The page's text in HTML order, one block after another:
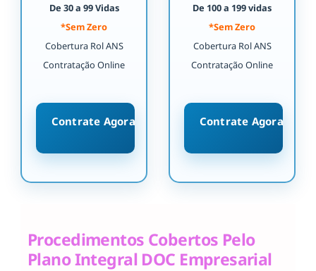
De 30 a 99 Vidas
*Sem Zero
Cobertura Rol ANS
Contratação Online
Contrate Agora
De 100 a 199 vidas
*Sem Zero
Cobertura Rol ANS
Contratação Online
Contrate Agora
Procedimentos Cobertos Pelo
Plano Integral DOC Empresarial